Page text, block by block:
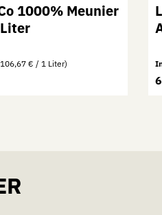
1000% Meunier
€ / 1 Liter)